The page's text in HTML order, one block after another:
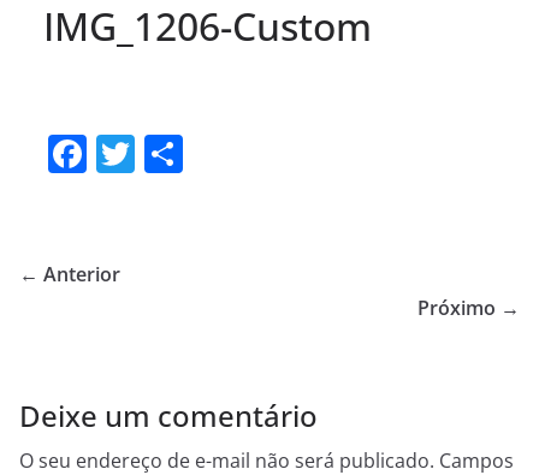
IMG_1206-Custom
F
e
k
T
← Anterior
Próximo →
Deixe um comentário
O seu endereço de e-mail não será publicado. Campos